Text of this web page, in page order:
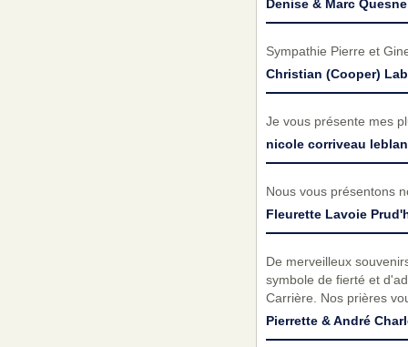
Denise & Marc
Sympathie Pierre et
Christian (Cooper)
Je vous présente mes
nicole corriveau
Nous vous présentons
Fleurette Lavoie
De merveilleux
symbole de fierté et
Carrière. Nos prières
Pierrette & André